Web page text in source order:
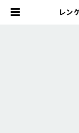
レン